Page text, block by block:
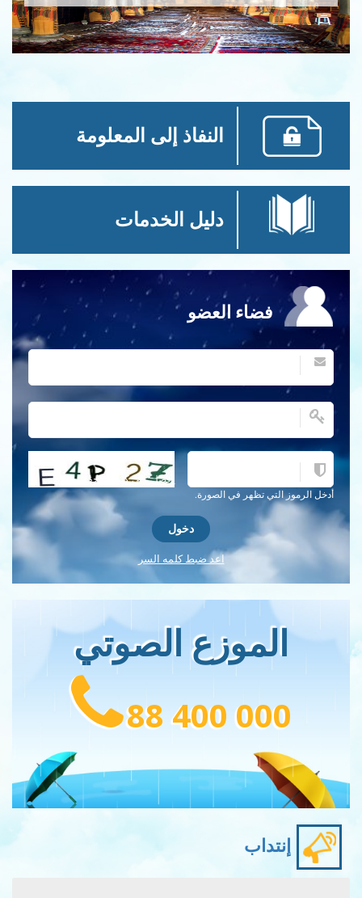
النفاذ إلى المعلومة
دليل الخدمات
فضاء العضو
أدخل الرموز التي تظهر في الصورة.
احصل على كلمة التحقق جديدة!
اعد ضبط كلمه السر
الموزع الصوتي
88 400 000
إنتداب